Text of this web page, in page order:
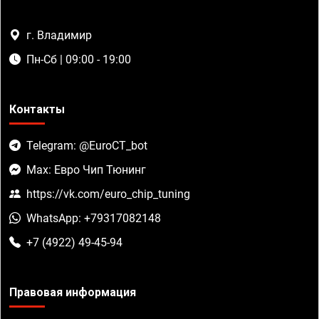
г. Владимир
Пн-Сб | 09:00 - 19:00
Контакты
Telegram: @EuroCT_bot
Max: Евро Чип Тюнинг
https://vk.com/euro_chip_tuning
WhatsApp: +79317082148
+7 (4922) 49-45-94
Правовая информация